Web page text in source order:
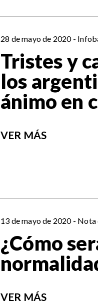
28 de mayo de 2020 -
Tristes y
los
ánimo en
VER MÁS
13 de mayo de 2020 -
¿Cómo
VER MÁS